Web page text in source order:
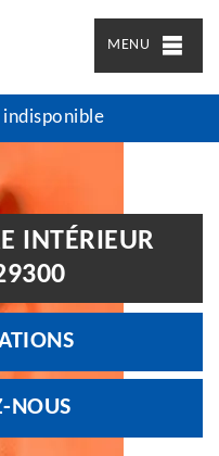
MENU
indisponible
INTÉRIEUR
NOUS